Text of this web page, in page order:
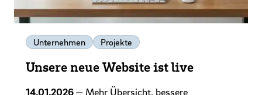
Unternehmen Projekte
Unsere neue Website ist live
14.01.2026— Mehr Übersicht, bessere